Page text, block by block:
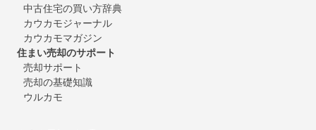
中古住宅の買い方辞典
カウカモジャーナル
カウカモマガジン
住まい売却のサポート
売却サポート
売却の基礎知識
ウルカモ